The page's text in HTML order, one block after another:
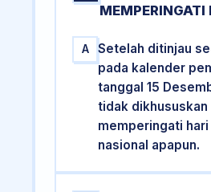
MEMPERINGATI
A
Setelah ditinjau
pada kalender
tanggal 15
tidak dikhususkan
memperingati
nasional apapun.